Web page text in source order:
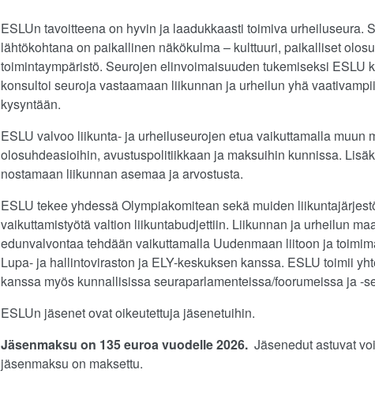
ESLUn tavoitteena on hyvin ja laadukkaasti toimiva urheiluseura.
lähtökohtana on paikallinen näkökulma – kulttuuri, paikalliset
toimintaympäristö. Seurojen elinvoimaisuuden tukemiseksi ESLU
konsultoi seuroja vastaamaan liikunnan ja urheilun yhä
kysyntään.
ESLU valvoo liikunta- ja urheiluseurojen etua vaikuttamalla muun
olosuhdeasioihin, avustuspolitiikkaan ja maksuihin kunnissa.
nostamaan liikunnan asemaa ja arvostusta.
ESLU tekee yhdessä Olympiakomitean sekä muiden
vaikuttamistyötä valtion liikuntabudjettiin. Liikunnan ja urheilun
edunvalvontaa tehdään vaikuttamalla Uudenmaan liitoon ja
Lupa- ja hallintoviraston ja ELY-keskuksen kanssa. ESLU toimii
kanssa myös kunnallisissa seuraparlamenteissa/foorumeissa ja -
ESLUn jäsenet ovat oikeutettuja jäsenetuihin.
Jäsenmaksu on 135 euroa vuodelle 2026. Jäsenedut astuvat
jäsenmaksu on maksettu.